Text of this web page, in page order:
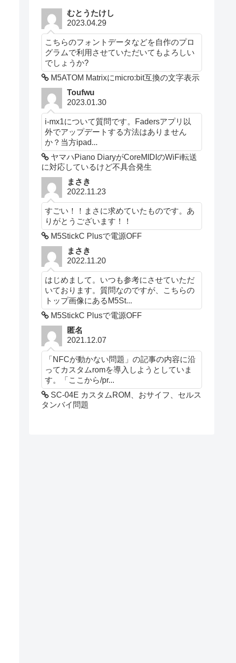
むとうたけし
2023.04.29
こちらのフォントデータなどを自作のプロ
グラムで利用させていただいてもよろしい
でしょうか?
M5ATOM Matrixにmicro:bit互換の文字表示
Toufwu
2023.01.30
i-mx1について質問です。Fadersアプリ以
外でアップデートする方法はありません
か？当方ipad...
ヤマハPiano DiaryがCoreMIDIのWiFi転送
に対応しているけど不具合発生
まさき
2022.11.23
すごい！！まさに求めていたものです。あ
りがとうございます！！
M5StickC Plusで電源OFF
まさき
2022.11.20
はじめまして。いつも参考にさせていただ
いております。質問なのですが、こちらの
トップ画像にあるM5St...
M5StickC Plusで電源OFF
匿名
2021.12.07
「NFCが動かない問題」の記事の内容に沿
ってカスタムromを導入しようとしていま
す。「ここから/pr...
SC-04E カスタムROM、おサイフ、セルス
タンバイ問題